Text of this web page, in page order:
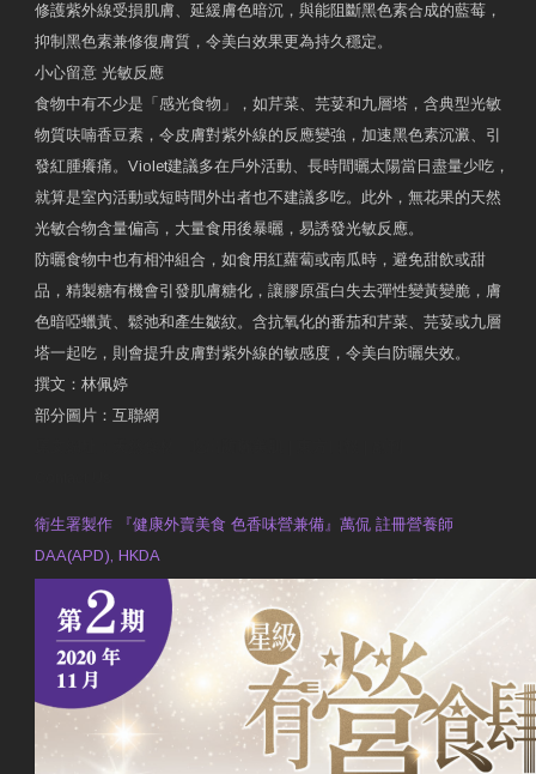
修護紫外線受損肌膚、延緩膚色暗沉，與能阻斷黑色素合成的藍莓，
抑制黑色素兼修復膚質，令美白效果更為持久穩定。
小心留意 光敏反應
食物中有不少是「感光食物」，如芹菜、芫荽和九層塔，含典型光敏
物質呋喃香豆素，令皮膚對紫外線的反應變強，加速黑色素沉澱、引
發紅腫癢痛。Violet建議多在戶外活動、長時間曬太陽當日盡量少吃，
就算是室內活動或短時間外出者也不建議多吃。此外，無花果的天然
光敏合物含量偏高，大量食用後暴曬，易誘發光敏反應。
防曬食物中也有相沖組合，如食用紅蘿蔔或南瓜時，避免甜飲或甜
品，精製糖有機會引發肌膚糖化，讓膠原蛋白失去彈性變黃變脆，膚
色暗啞蠟黃、鬆弛和產生皺紋。含抗氧化的番茄和芹菜、芫荽或九層
塔一起吃，則會提升皮膚對紫外線的敏感度，令美白防曬失效。
撰文：林佩婷
部分圖片：互聯網
衛生署製作 『健康外賣美食 色香味營兼備』萬侃 註冊營養師
DAA(APD), HKDA